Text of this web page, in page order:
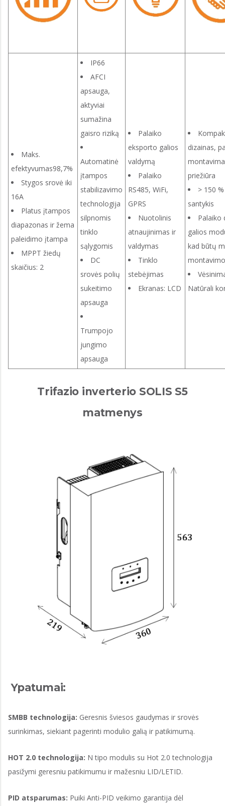
Maks.
efektyvumas98,7%
Stygos srovė iki
16A
Platus įtampos
diapazonas ir žema
paleidimo įtampa
MPPT žiedų
skaičius: 2
IP66
AFCI
apsauga,
aktyviai
sumažina
gaisro riziką
Automatinė
įtampos
stabilizavimo
technologija
silpnomis
tinklo
sąlygomis
DC
srovės polių
sukeitimo
apsauga
Trumpojo
jungimo
apsauga
Palaiko
eksporto galios
valdymą
Palaiko
RS485, WiFi,
GPRS
Nuotolinis
atnaujinimas ir
valdymas
Tinklo
stebėjimas
Ekranas: LCD
dizainas,
priežiūra
> 150
santykis
Palaiko
galios
kad būtų
Natūrali
Trifazio inverterio SOLIS S5
matmenys
Ypatumai:
SMBB technologija: Geresnis šviesos gaudymas ir srovės
surinkimas, siekiant pagerinti modulio galią ir patikimumą.
HOT 2.0 technologija: N tipo modulis su Hot 2.0 technologija
pasižymi geresniu patikimumu ir mažesniu LID/LETID.
PID atsparumas: Puiki Anti-PID veikimo garantija dėl